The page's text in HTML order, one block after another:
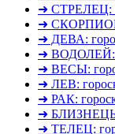
➜ СТРЕЛЕЦ:
➜ СКОРПИОН:
➜ ДЕВА:
➜ ВОДОЛЕЙ:
➜ ВЕСЫ:
➜ ЛЕВ:
➜ РАК:
➜ БЛИЗНЕЦЫ:
➜ ТЕЛЕЦ: